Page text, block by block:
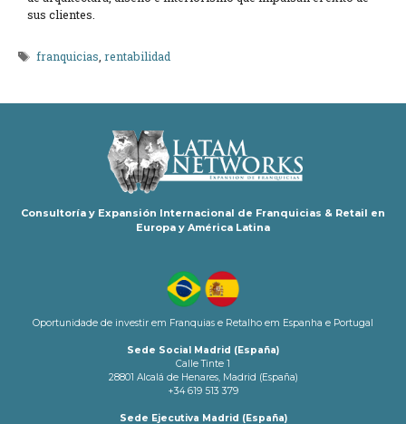
sus clientes.
Etiquetas
franquicias,rentabilidad
Consultoría y Expansión Internacional de Franquicias & Retail en
Europa y América Latina
Oportunidade de investir em Franquias e Retalho em Espanha e Portugal
Sede Social Madrid (España)
Calle Tinte 1
28801 Alcalá de Henares, Madrid (España)
+34 619 513 379
Sede Ejecutiva Madrid (España)